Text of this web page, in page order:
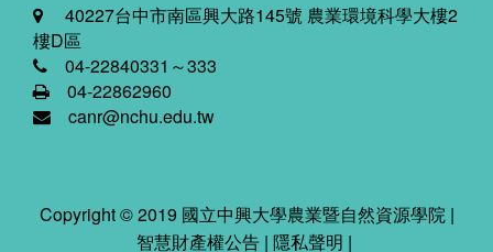
40227台中市南區興大路145號 農業環境科學大樓2
樓D區
04-22840331～333
04-22862960
canr@nchu.edu.tw
Copyright © 2019 國立中興大學農業暨自然資源學院 |
智慧財產權公告 | 隱私聲明 |